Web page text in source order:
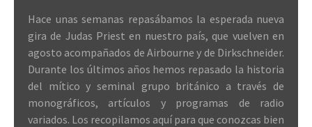
Hace unas semanas repasábamos la esperada nueva
gira de Judas Priest en nuestro país, que vuelven en
agosto acompañados de Airbourne y de Dirkschneider.
Durante los últimos años hemos repasado la historia
del mítico y seminal grupo británico a través de
monográficos, artículos y programas de radio
variados. Los recopilamos aquí para que conozcas bien